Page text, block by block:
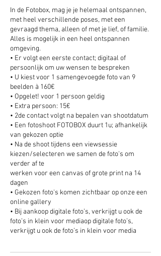
In de Fotobox, mag je je helemaal ontspannen,
met heel verschillende poses, met een
gevraagd thema, alleen of met je lief, of familie.
Alles is mogelijk in een heel ontspannen
omgeving.
• Er volgt een eerste contact; digitaal of
persoonlijk om uw wensen te bespreken
• U kiest voor 1 samengevoegde foto van 9
beelden à 160€
• Opgelet! voor 1 persoon geldig
• Extra persoon: 15€
• 2de contact volgt na bepalen van shootdatum
• Een fotoshoot FOTOBOX duurt 1u; afhankelijk
van gekozen optie
• Na de shoot tijdens een viewsessie
kiezen/selecteren we samen de foto's om
verder af te
werken voor een canvas of grote print na 14
dagen
• Gekozen foto's komen zichtbaar op onze een
online gallery
• Bij aankoop digitale foto’s, verkrijgt u ook de
foto’s in klein voor mediaop digitale foto’s,
verkrijgt u ook de foto’s in klein voor media